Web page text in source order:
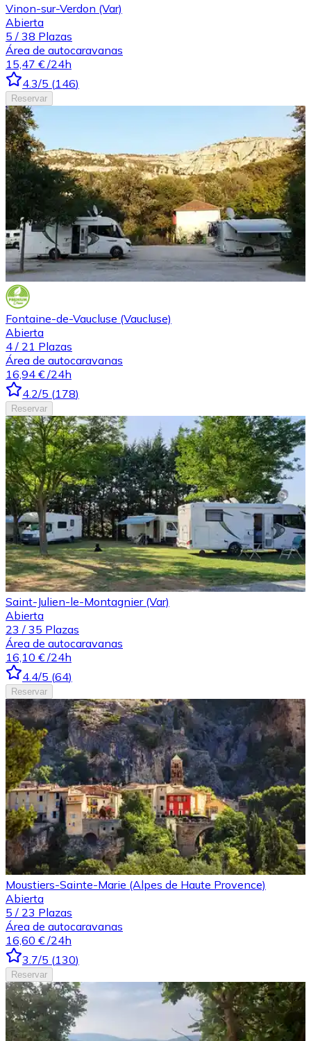
Vinon-sur-Verdon (Var)
Abierta
5 / 38 Plazas
Área de autocaravanas
15,47 € /24h
4.3/5 (146)
Reservar
Fontaine-de-Vaucluse (Vaucluse)
Abierta
4 / 21 Plazas
Área de autocaravanas
16,94 € /24h
4.2/5 (178)
Reservar
Saint-Julien-le-Montagnier (Var)
Abierta
23 / 35 Plazas
Área de autocaravanas
16,10 € /24h
4.4/5 (64)
Reservar
Moustiers-Sainte-Marie (Alpes de Haute Provence)
Abierta
5 / 23 Plazas
Área de autocaravanas
16,60 € /24h
3.7/5 (130)
Reservar